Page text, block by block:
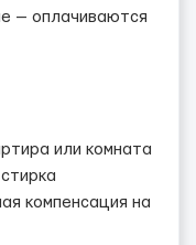
— оплачиваются
или комната
компенсация на